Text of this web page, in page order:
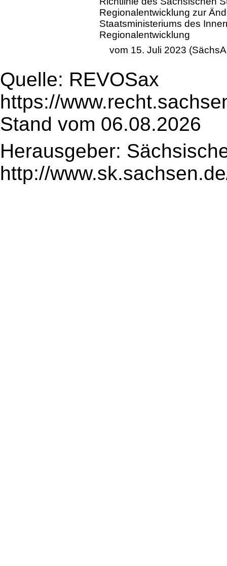
Regionalentwicklung zur
Staatsministeriums des
Regionalentwicklung
vom 15. Juli 2023
Quelle: REVOSax
https://
Stand vom 06.08.2026
Herausgeber:
http://